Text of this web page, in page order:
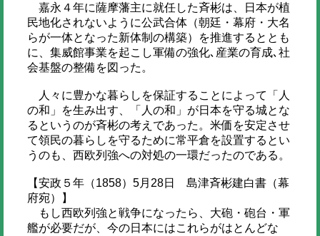
嘉永４年に薩摩藩主に就任した斉彬は、日本が植
民地化されないように公武合体（朝廷・幕府・大名
らが一体となった新体制の構築）を推進するととも
に、集威館事業を起こし軍備の強化､産業の育成､社
会基盤の整備を図った。
人々に豊かな暮らしを保証することによって「人
の和」を生み出す、「人の和」が日本を守る城とな
るというのが斉彬の考えであった。米価を安定させ
て領民の暮らしを守るために常平倉を設置するとい
うのも、西欧列強への対処の一環だったのである。
【安政５年（1858）5月28日 島津斉彬建白書（幕
府宛）】
もし西欧列強と戦争になったら、大砲・砲台・軍
艦が必要だが、今の日本にはこれらがはとんどな